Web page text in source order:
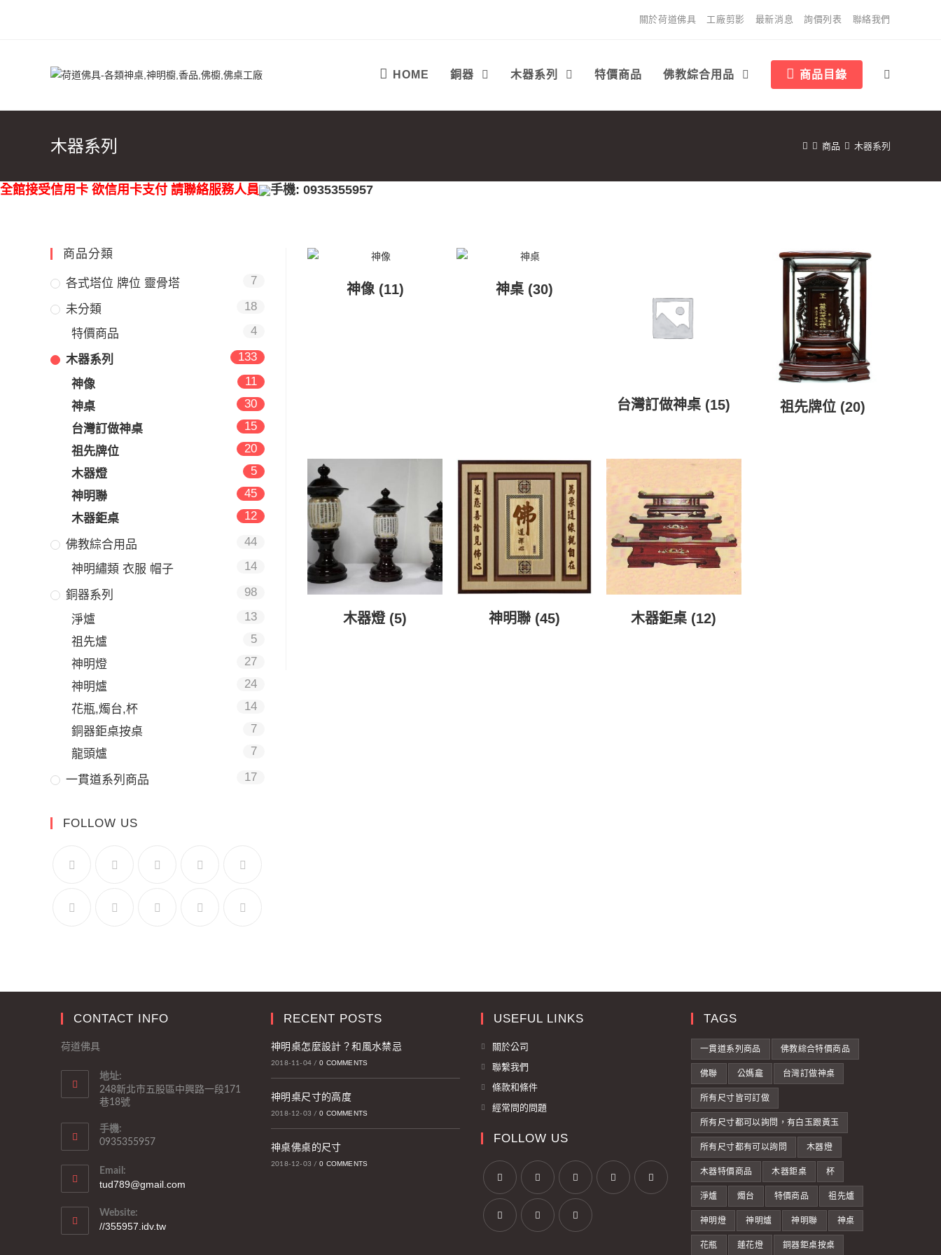
關於荷道佛具 工廠剪影 最新消息 詢價列表 聯絡我們
HOME 銅器 木器系列 特價商品 佛教綜合用品 商品目錄
木器系列 商品 木器系列
全館接受信用卡 欲信用卡支付 請聯絡服務人員 手機: 0935355957
神像 (11) 神桌 (30)
台灣訂做神桌 (15) 祖先牌位 (20)
木器燈 (5) 神明聯 (45) 木器鉅桌 (12)
商品分類
各式塔位 牌位 靈骨塔 7
未分類 18
特價商品 4
木器系列 133
神像
11
神桌
30
台灣訂做神桌
15
祖先牌位
20
木器燈
5
神明聯
45
木器鉅桌
12
佛教綜合用品 44
神明繡類 衣服 帽子 14
銅器系列 98
淨爐
13
祖先爐
5
神明燈
27
神明爐
24
花瓶,燭台,杯
14
銅器鉅桌按桌
7
龍頭爐
7
一貫道系列商品 17
FOLLOW US
CONTACT INFO
荷道佛具
地址:
248新北市五股區中興路一段171
巷18號
手機:
0935355957
Email:
tud789@gmail.com
Website:
//355957.idv.tw
RECENT POSTS
神明桌怎麼設計？和風水禁忌
2018-11-04 / 0 COMMENTS
神明桌尺寸的高度
2018-12-03 / 0 COMMENTS
神桌佛桌的尺寸
2018-12-03 / 0 COMMENTS
USEFUL LINKS
關於公司
聯繫我們
條款和條件
經常問的問題
FOLLOW US
TAGS
一貫道系列商品 佛教綜合特價商品
佛聯 公媽龕 台灣訂做神桌
所有尺寸皆可訂做
所有尺寸都可以詢問，有白玉跟黃玉
所有尺寸都有可以詢問 木器燈
木器特價商品 木器鉅桌 杯
淨爐 燭台 特價商品 祖先爐
神明燈 神明爐 神明聯 神桌
花瓶 蓮花燈 銅器鉅桌按桌